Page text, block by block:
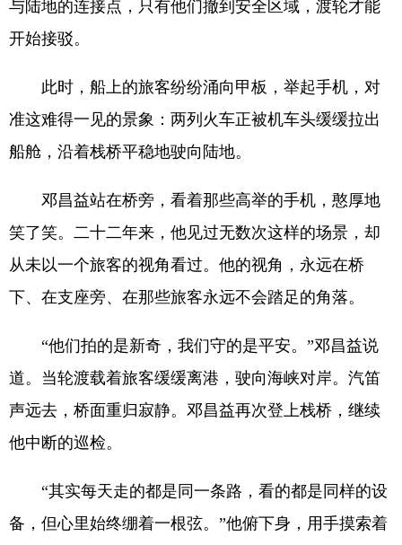
与陆地的连接点，只有他们撤到安全区域，渡轮才能
开始接驳。
此时，船上的旅客纷纷涌向甲板，举起手机，对
准这难得一见的景象：两列火车正被机车头缓缓拉出
船舱，沿着栈桥平稳地驶向陆地。
邓昌益站在桥旁，看着那些高举的手机，憨厚地
笑了笑。二十二年来，他见过无数次这样的场景，却
从未以一个旅客的视角看过。他的视角，永远在桥
下、在支座旁、在那些旅客永远不会踏足的角落。
“他们拍的是新奇，我们守的是平安。”邓昌益说
道。当轮渡载着旅客缓缓离港，驶向海峡对岸。汽笛
声远去，桥面重归寂静。邓昌益再次登上栈桥，继续
他中断的巡检。
“其实每天走的都是同一条路，看的都是同样的设
备，但心里始终绷着一根弦。”他俯下身，用手摸索着